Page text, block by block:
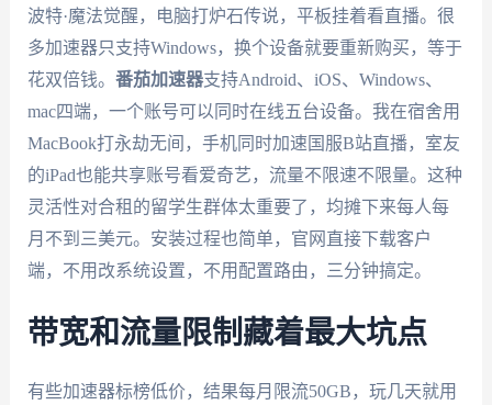
波特·魔法觉醒，电脑打炉石传说，平板挂着看直播。很
多加速器只支持Windows，换个设备就要重新购买，等于
花双倍钱。 番茄加速器支持Android、iOS、Windows、
mac四端，一个账号可以同时在线五台设备。我在宿舍用
MacBook打永劫无间，手机同时加速国服B站直播，室友
的iPad也能共享账号看爱奇艺，流量不限速不限量。这种
灵活性对合租的留学生群体太重要了，均摊下来每人每
月不到三美元。安装过程也简单，官网直接下载客户
端，不用改系统设置，不用配置路由，三分钟搞定。
带宽和流量限制藏着最大坑点
有些加速器标榜低价，结果每月限流50GB，玩几天就用